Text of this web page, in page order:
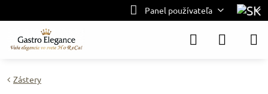
Panel používateľa
Zástery